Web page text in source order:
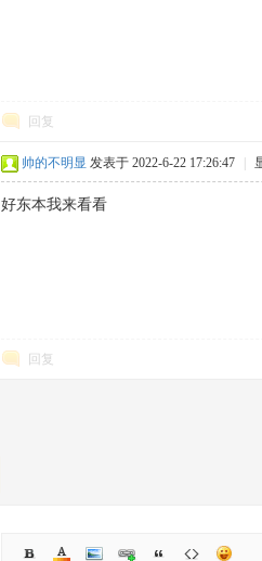
回复
帅的不明显 发表于 2022-6-22 17:26:47
好东本我来看看
回复